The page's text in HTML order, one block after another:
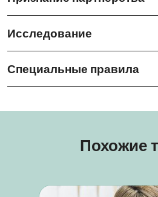
Исследование
Специальные правила
Похожие